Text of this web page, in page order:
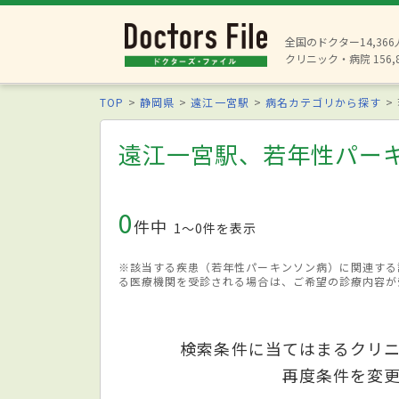
全国のドクター14,366
クリニック・病院
TOP 静岡県 遠江一宮駅 病名カテゴリから探す
遠江一宮駅、若年性パー
0件中 1〜0件を表示
※該当する疾患（若年性パーキンソン病）に関連す
る医療機関を受診される場合は、ご希望の診療内容
検索条件に当てはまるクリ
再度条件を変